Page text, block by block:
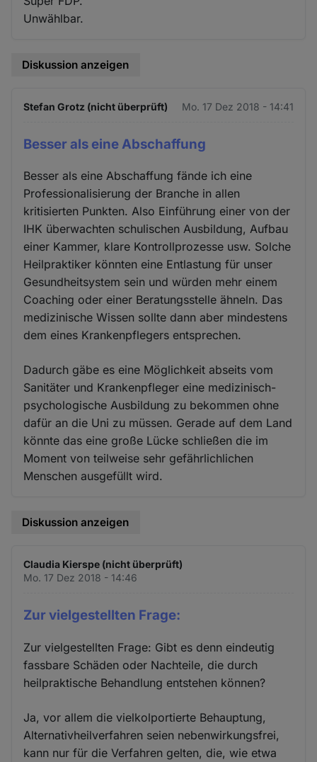
Unwählbar.
Diskussion anzeigen
Stefan Grotz (nicht überprüft) Mo. 17 Dez 2018 - 14:41
Besser als eine Abschaffung
Besser als eine Abschaffung fände ich eine
Professionalisierung der Branche in allen
kritisierten Punkten. Also Einführung einer von der
IHK überwachten schulischen Ausbildung, Aufbau
einer Kammer, klare Kontrollprozesse usw. Solche
Heilpraktiker könnten eine Entlastung für unser
Gesundheitsystem sein und würden mehr einem
Coaching oder einer Beratungsstelle ähneln. Das
medizinische Wissen sollte dann aber mindestens
dem eines Krankenpflegers entsprechen.
Dadurch gäbe es eine Möglichkeit abseits vom
Sanitäter und Krankenpfleger eine medizinisch-
psychologische Ausbildung zu bekommen ohne
dafür an die Uni zu müssen. Gerade auf dem Land
könnte das eine große Lücke schließen die im
Moment von teilweise sehr gefährlichlichen
Menschen ausgefüllt wird.
Diskussion anzeigen
Claudia Kierspe (nicht überprüft)
Mo. 17 Dez 2018 - 14:46
Zur vielgestellten Frage:
Zur vielgestellten Frage: Gibt es denn eindeutig
fassbare Schäden oder Nachteile, die durch
heilpraktische Behandlung entstehen können?
Ja, vor allem die vielkolportierte Behauptung,
Alternativheilverfahren seien nebenwirkungsfrei,
kann nur für die Verfahren gelten, die, wie etwa